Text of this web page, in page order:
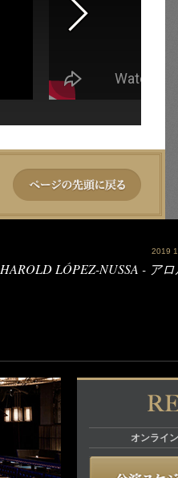
2019
HAROLD LÓPEZ-NUSSA - ア
オンライ